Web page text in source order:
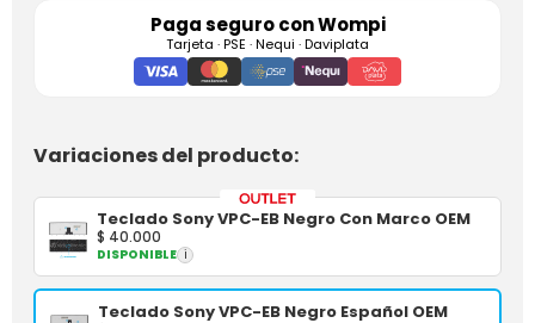
Paga seguro conWompi
Tarjeta · PSE · Nequi · Daviplata
Variaciones del producto:
Teclado Sony VPC-EB Negro Con Marco OEM
$ 40.000
DISPONIBLE i
Teclado Sony VPC-EB Negro Español OEM